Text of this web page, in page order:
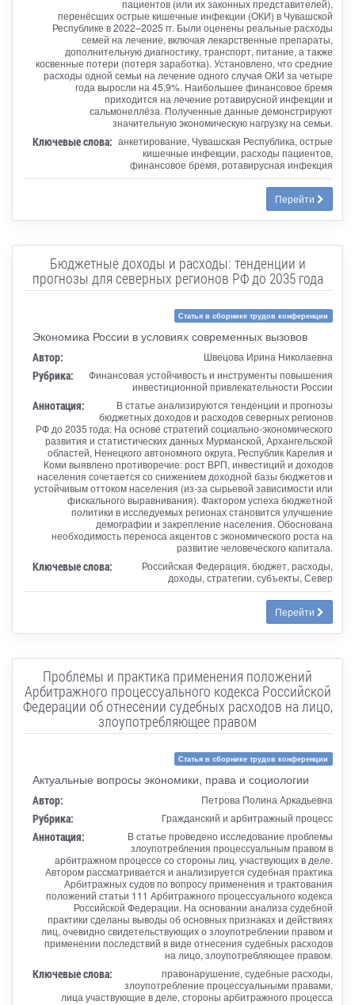
пациентов (или их законных представителей),
перенёсших острые кишечные инфекции (ОКИ) в Чувашской
Республике в 2022–2025 гг. Были оценены реальные расходы
семей на лечение, включая лекарственные препараты,
дополнительную диагностику, транспорт, питание, а также
косвенные потери (потеря заработка). Установлено, что средние
расходы одной семьи на лечение одного случая ОКИ за четыре
года выросли на 45,9%. Наибольшее финансовое бремя
приходится на лечение ротавирусной инфекции и
сальмонеллёза. Полученные данные демонстрируют
значительную экономическую нагрузку на семьи.
Ключевые слова: анкетирование, Чувашская Республика, острые
кишечные инфекции, расходы пациентов,
финансовое бремя, ротавирусная инфекция
Перейти
Бюджетные доходы и расходы: тенденции и
прогнозы для северных регионов РФ до 2035 года
Статья в сборнике трудов конференции
Экономика России в условиях современных вызовов
Автор: Швецова Ирина Николаевна
Рубрика:
Финансовая устойчивость и инструменты повышения
инвестиционной привлекательности России
Аннотация:
В статье анализируются тенденции и прогнозы
бюджетных доходов и расходов северных регионов
РФ до 2035 года. На основе стратегий социально-экономического
развития и статистических данных Мурманской, Архангельской
областей, Ненецкого автономного округа, Республик Карелия и
Коми выявлено противоречие: рост ВРП, инвестиций и доходов
населения сочетается со снижением доходной базы бюджетов и
устойчивым оттоком населения (из-за сырьевой зависимости или
фискального выравнивания). Фактором успеха бюджетной
политики в исследуемых регионах становится улучшение
демографии и закрепление населения. Обоснована
необходимость переноса акцентов с экономического роста на
развитие человеческого капитала.
Ключевые слова:
Российская Федерация, бюджет, расходы,
доходы, стратегии, субъекты, Север
Перейти
Проблемы и практика применения положений
Арбитражного процессуального кодекса Российской
Федерации об отнесении судебных расходов на лицо,
злоупотребляющее правом
Статья в сборнике трудов конференции
Актуальные вопросы экономики, права и социологии
Автор: Петрова Полина Аркадьевна
Рубрика: Гражданский и арбитражный процесс
Аннотация:
В статье проведено исследование проблемы
злоупотребления процессуальным правом в
арбитражном процессе со стороны лиц, участвующих в деле.
Автором рассматривается и анализируется судебная практика
Арбитражных судов по вопросу применения и трактования
положений статьи 111 Арбитражного процессуального кодекса
Российской Федерации. На основании анализа судебной
практики сделаны выводы об основных признаках и действиях
лиц, очевидно свидетельствующих о злоупотреблении правом и
применении последствий в виде отнесения судебных расходов
на лицо, злоупотребляющее правом.
Ключевые слова:
правонарушение, судебные расходы,
злоупотребление процессуальными правами,
лица участвующие в деле, стороны арбитражного процесса